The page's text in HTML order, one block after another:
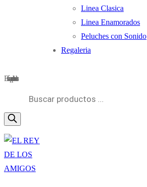
Linea Clasica
Linea Enamorados
Peluches con Sonido
Regaleria
Búsqueda de productos